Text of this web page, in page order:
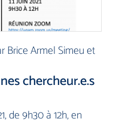
Brice Armel Simeu et
chercheur.e.s
de 9h30 à 12h, en